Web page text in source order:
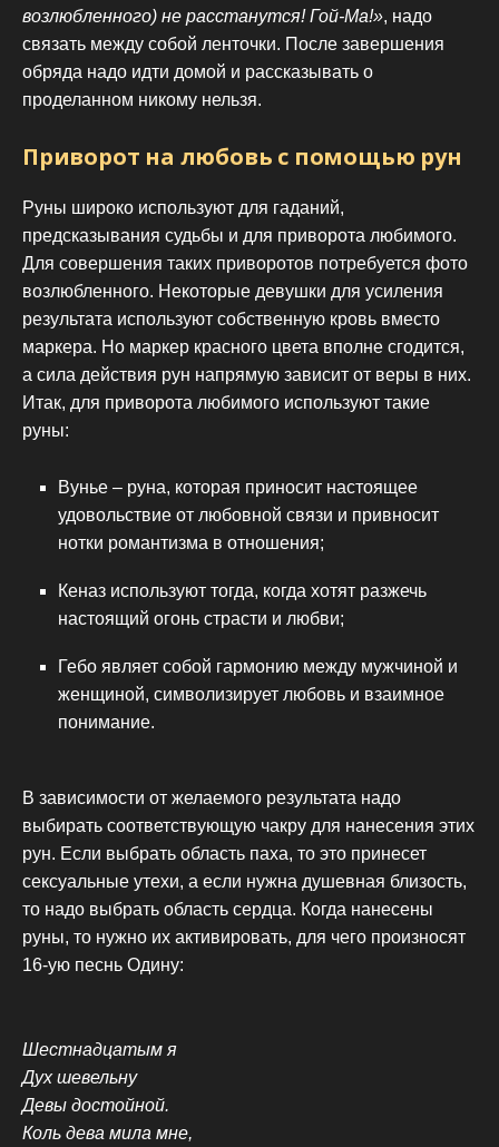
возлюбленного) не расстанутся! Гой-Ма!», надо
связать между собой ленточки. После завершения
обряда надо идти домой и рассказывать о
проделанном никому нельзя.
Приворот на любовь с помощью рун
Руны широко используют для гаданий,
предсказывания судьбы и для приворота любимого.
Для совершения таких приворотов потребуется фото
возлюбленного. Некоторые девушки для усиления
результата используют собственную кровь вместо
маркера. Но маркер красного цвета вполне сгодится,
а сила действия рун напрямую зависит от веры в них.
Итак, для приворота любимого используют такие
руны:
Вунье – руна, которая приносит настоящее
удовольствие от любовной связи и привносит
нотки романтизма в отношения;
Кеназ используют тогда, когда хотят разжечь
настоящий огонь страсти и любви;
Гебо являет собой гармонию между мужчиной и
женщиной, символизирует любовь и взаимное
понимание.
В зависимости от желаемого результата надо
выбирать соответствующую чакру для нанесения этих
рун. Если выбрать область паха, то это принесет
сексуальные утехи, а если нужна душевная близость,
то надо выбрать область сердца. Когда нанесены
руны, то нужно их активировать, для чего произносят
16-ую песнь Одину:
Шестнадцатым я
Дух шевельну
Девы достойной.
Коль дева мила мне,